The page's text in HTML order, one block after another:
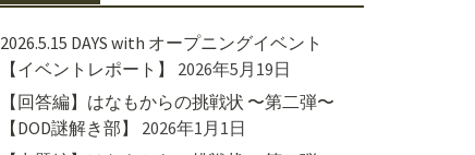
2026.5.15 DAYS with オープニングイベント
【イベントレポート】
2026年5月19日
【回答編】はなもからの挑戦状 〜第二弾〜
【DOD謎解き部】
2026年1月1日